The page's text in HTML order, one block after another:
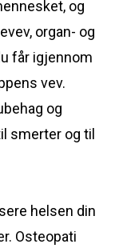
og
organ- og
får igjennom
vev.
og
smerter og til
helsen din
Osteopati